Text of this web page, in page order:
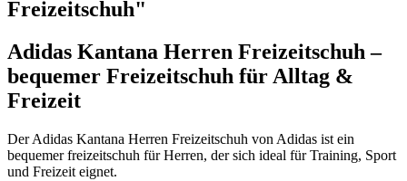
Freizeitschuh"
Adidas Kantana Herren Freizeitschuh –
bequemer Freizeitschuh für Alltag &
Freizeit
Der Adidas Kantana Herren Freizeitschuh von Adidas ist ein
bequemer freizeitschuh für Herren, der sich ideal für Training, Sport
und Freizeit eignet.